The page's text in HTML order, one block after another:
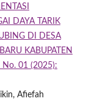
DAYA TARIK
DI DESA
KABUPATEN
No. 01 (2025):
Afiefah